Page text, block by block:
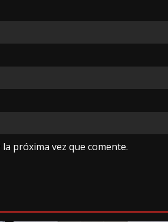
próxima vez que comente.